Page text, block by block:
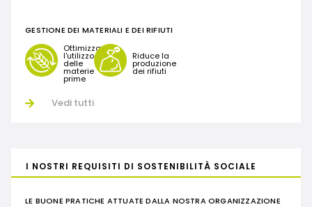
GESTIONE DEI MATERIALI E DEI RIFIUTI
Ottimizza
l'utilizzo
delle
materie
prime
Riduce la
produzione
dei rifiuti
Vedi tutti
I NOSTRI REQUISITI DI SOSTENIBILITÀ SOCIALE
LE BUONE PRATICHE ATTUATE DALLA NOSTRA ORGANIZZAZIONE